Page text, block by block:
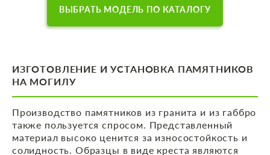
ВЫБРАТЬ МОДЕЛЬ ПО КАТАЛОГУ
ИЗГОТОВЛЕНИЕ И УСТАНОВКА ПАМЯТНИКОВ
НА МОГИЛУ
Производство памятников из гранита и из габбро
также пользуется спросом. Представленный
материал высоко ценится за износостойкость и
солидность. Образцы в виде креста являются